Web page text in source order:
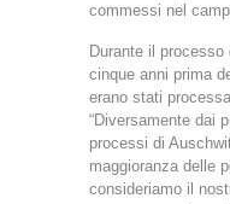
commessi nel
Durante il
cinque anni prima
erano stati
“Diversamente dai
processi di
maggioranza delle
consideriamo il